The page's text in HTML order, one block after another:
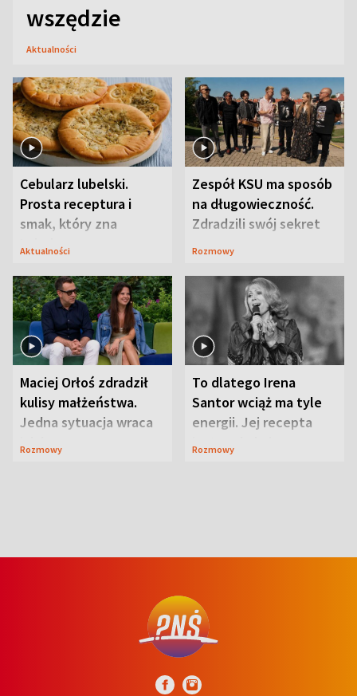
wszędzie
Aktualności
Cebularz lubelski.
Prosta receptura i
smak, który zna
Lubelszczyzna
Aktualności
Zespół KSU ma sposób
na długowieczność.
Zdradzili swój sekret
Rozmowy
Maciej Orłoś zdradził
kulisy małżeństwa.
Jedna sytuacja wraca
jak bumerang
Rozmowy
To dlatego Irena
Santor wciąż ma tyle
energii. Jej recepta
jest zaskakująco
Rozmowy